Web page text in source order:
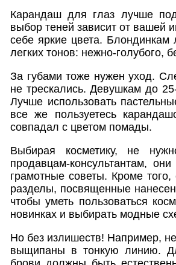
Карандаш для глаз лучше
выбор теней зависит от вашей
себе яркие цвета. Блондинкам
легких тонов: нежно-голубого,
За губами тоже нужен уход.
не трескались. Девушкам до
Лучше использовать
все же пользуетесь
совпадал с цветом помады.
Выбирая косметику, не
продавцам-консультантам,
грамотные советы. Кроме того,
разделы, посвященные
чтобы уметь пользоваться
новинках и выбирать модные
Но без излишеств! Например,
выщипаны в тонкую линию.